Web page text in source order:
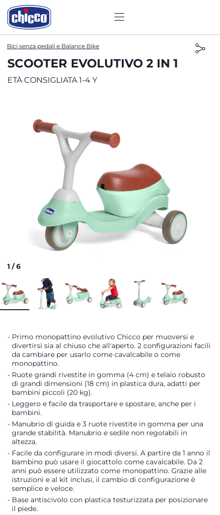
Bici senza pedali e Balance Bike
SCOOTER EVOLUTIVO 2 IN 1
ETÀ CONSIGLIATA 1-4 Y
1 /6
Primo monopattino evolutivo Chicco per muoversi e
divertirsi sia al chiuso che all'aperto. 2 configurazioni facili
da cambiare per usarlo come cavalcabile o come
monopattino.
Ruote grandi rivestite in gomma (4 cm) e telaio robusto
di grandi dimensioni (18 cm) in plastica dura, adatti per
bambini piccoli (20 kg).
Leggero e facile da trasportare e spostare, anche per i
bambini.
Manubrio di guida e 3 ruote rivestite in gomma per una
grande stabilità. Manubrio e sedile non regolabili in
altezza.
Facile da configurare in modi diversi. A partire da 1 anno il
bambino può usare il giocattolo come cavalcabile. Da 2
anni può essere utilizzato come monopattino. Grazie alle
istruzioni e al kit inclusi, il cambio di configurazione è
semplice e veloce.
Base antiscivolo con plastica testurizzata per posizionare
il piede.